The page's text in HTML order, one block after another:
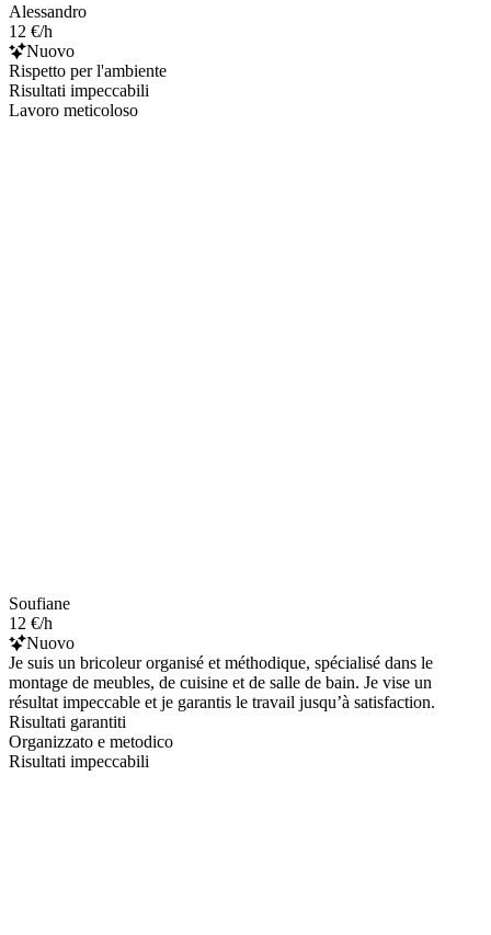
Alessandro
12 €/h
Nuovo
Rispetto per l'ambiente
Risultati impeccabili
Lavoro meticoloso
Soufiane
12 €/h
Nuovo
Je suis un bricoleur organisé et méthodique, spécialisé dans le
montage de meubles, de cuisine et de salle de bain. Je vise un
résultat impeccable et je garantis le travail jusqu’à satisfaction.
Risultati garantiti
Organizzato e metodico
Risultati impeccabili